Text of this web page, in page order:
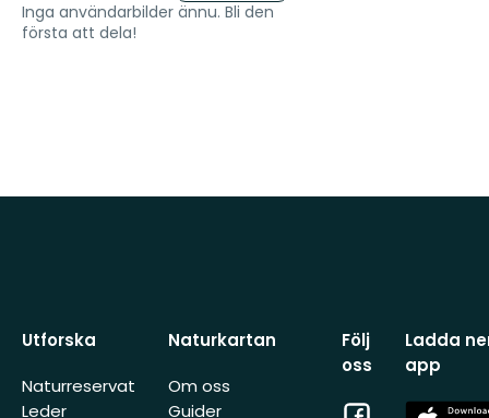
Inga användarbilder ännu. Bli den
första att dela!
Utforska
Naturreservat
Leder
Naturkartan
Om oss
Guider
Följ
oss
Facebook
Ladda
app
App